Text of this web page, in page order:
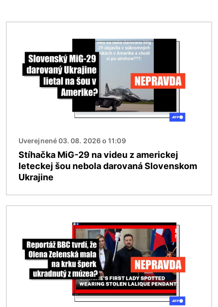
Uverejnené 03. 08. 2026 o 11:09
Stíhačka MiG-29 na videu z americkej
leteckej šou nebola darovaná Slovenskom
Ukrajine